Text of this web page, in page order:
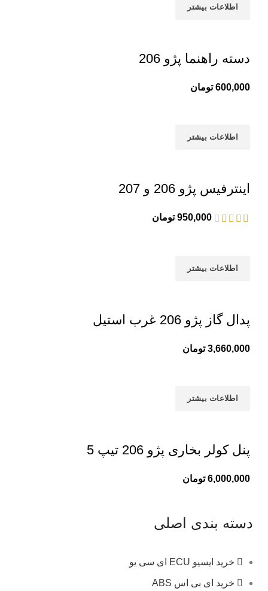
اطلاعات بیشتر
دسته راهنما پژو 206
600,000 تومان
اطلاعات بیشتر
اینترفیس پژو 206 و 207
950,000 تومان
اطلاعات بیشتر
پدال گاز پژو 206 غرب استیل
3,660,000 تومان
اطلاعات بیشتر
پنل کولر بخاری پژو 206 تیپ 5
6,000,000 تومان
دسته بندی اصلی
خرید ایسیو ECU ای سی یو
خرید ای بی اس ABS